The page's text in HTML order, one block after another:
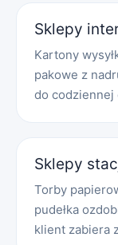
Sklepy
Kartony
pakowe z
do codziennej
Sklepy
Torby
pudełka
klient zabiera